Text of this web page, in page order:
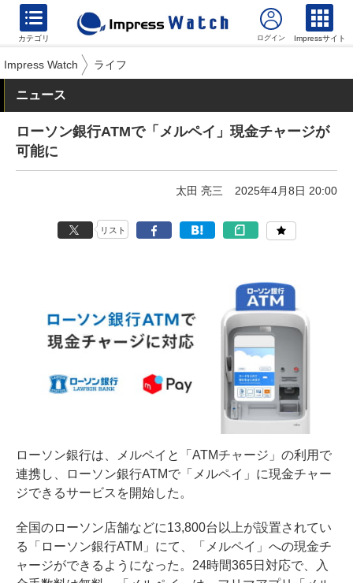
カテゴリ Impressサイト
Impress Watch ライフ
ニュース
ローソン銀行ATMで「メルペイ」現金チャージが
可能に
太田 亮三 2025年4月8日 20:00
リスト
ローソン銀行は、メルペイと「ATMチャージ」の利用で
連携し、ローソン銀行ATMで「メルペイ」に現金チャー
ジできるサービスを開始した。
全国のローソン店舗などに13,800台以上が設置されてい
る「ローソン銀行ATM」にて、「メルペイ」への現金チ
ャージができるようになった。24時間365日対応で、入